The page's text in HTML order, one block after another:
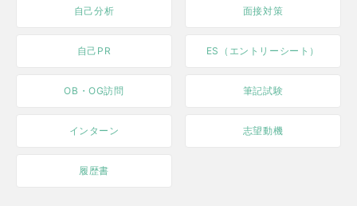
自己分析 面接対策
自己PR ES（エントリーシート）
OB・OG訪問 筆記試験
インターン 志望動機
履歴書